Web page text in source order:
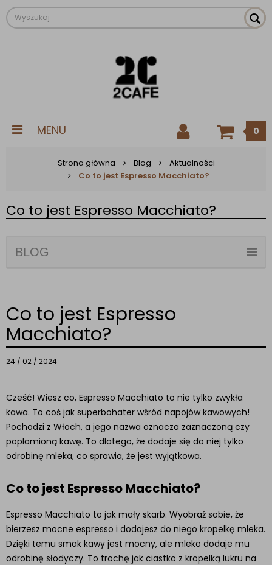
MENU 0
Strona główna Blog
Aktualności
Co to jest Espresso Macchiato?
Co to jest Espresso Macchiato?
BLOG
Co to jest Espresso
Macchiato?
24 / 02 / 2024
Cześć! Wiesz co, Espresso Macchiato to nie tylko zwykła
kawa. To coś jak superbohater wśród napojów kawowych!
Pochodzi z Włoch, a jego nazwa oznacza zaznaczoną czy
poplamioną kawę. To dlatego, że dodaje się do niej tylko
odrobinę mleka, co sprawia, że jest wyjątkowa.
Co to jest Espresso Macchiato?
Espresso Macchiato to jak mały skarb. Wyobraź sobie, że
bierzesz mocne espresso i dodajesz do niego kropelkę mleka.
Dzięki temu smak kawy jest mocny, ale mleko dodaje mu
odrobinę słodyczy. To trochę jak ciastko z kropelką lukru na